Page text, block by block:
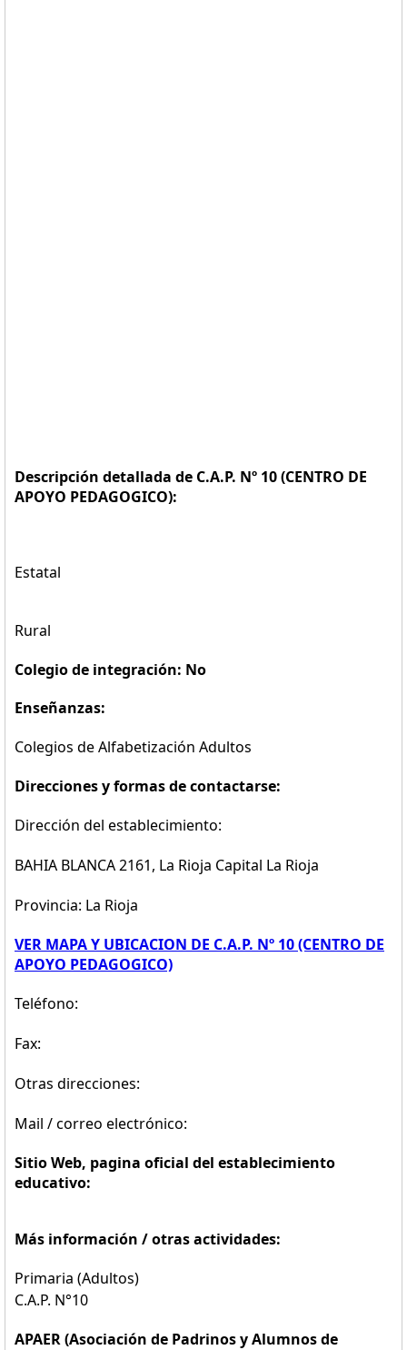
Descripción detallada de C.A.P. Nº 10 (CENTRO DE
APOYO PEDAGOGICO):
Estatal
Rural
Colegio de integración: No
Enseñanzas:
Colegios de Alfabetización Adultos
Direcciones y formas de contactarse:
Dirección del establecimiento:
BAHIA BLANCA 2161, La Rioja Capital La Rioja
Provincia: La Rioja
VER MAPA Y UBICACION DE C.A.P. Nº 10 (CENTRO DE
APOYO PEDAGOGICO)
Teléfono:
Fax:
Otras direcciones:
Mail / correo electrónico:
Sitio Web, pagina oficial del establecimiento
educativo:
Más información / otras actividades:
Primaria (Adultos)
C.A.P. N°10
APAER (Asociación de Padrinos y Alumnos de